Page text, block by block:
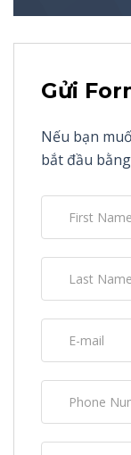
Gửi
Nếu bạn
bắt đầu